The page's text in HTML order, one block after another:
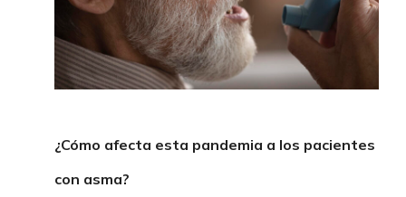
¿Cómo afecta esta pandemia a los pacientes
con asma?